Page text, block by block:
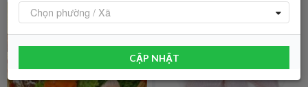
Chọn phường / Xã
CẬP NHẬT